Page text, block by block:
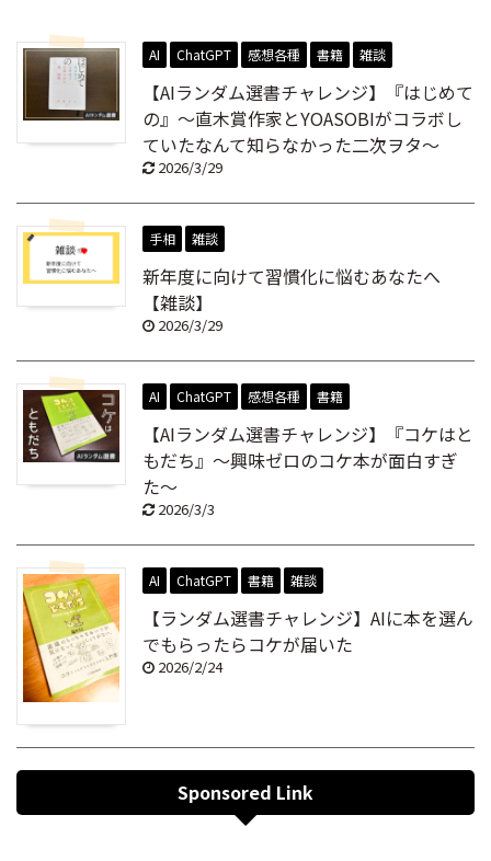
AI ChatGPT 感想各種 書籍 雑談
【AIランダム選書チャレンジ】『はじめて
の』～直木賞作家とYOASOBIがコラボし
ていたなんて知らなかった二次ヲタ～
2026/3/29
手相 雑談
新年度に向けて習慣化に悩むあなたへ
【雑談】
2026/3/29
AI ChatGPT 感想各種 書籍
【AIランダム選書チャレンジ】『コケはと
もだち』～興味ゼロのコケ本が面白すぎ
た～
2026/3/3
AI ChatGPT 書籍 雑談
【ランダム選書チャレンジ】AIに本を選ん
でもらったらコケが届いた
2026/2/24
Sponsored Link